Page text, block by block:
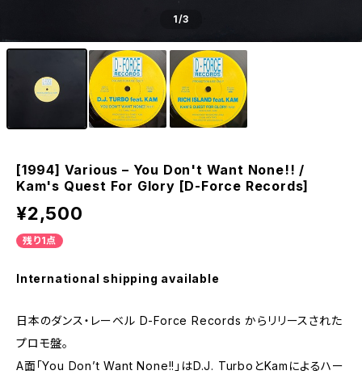
1/3
[1994] Various – You Don't Want None!! /
Kam's Quest For Glory [D-Force Records]
¥2,500
残り1点
International shipping available
日本のダンス・レーベル D-Force Records からリリースされた
プロモ盤。
A面「You Don’t Want None!!」はD.J. TurboとKamによるハー